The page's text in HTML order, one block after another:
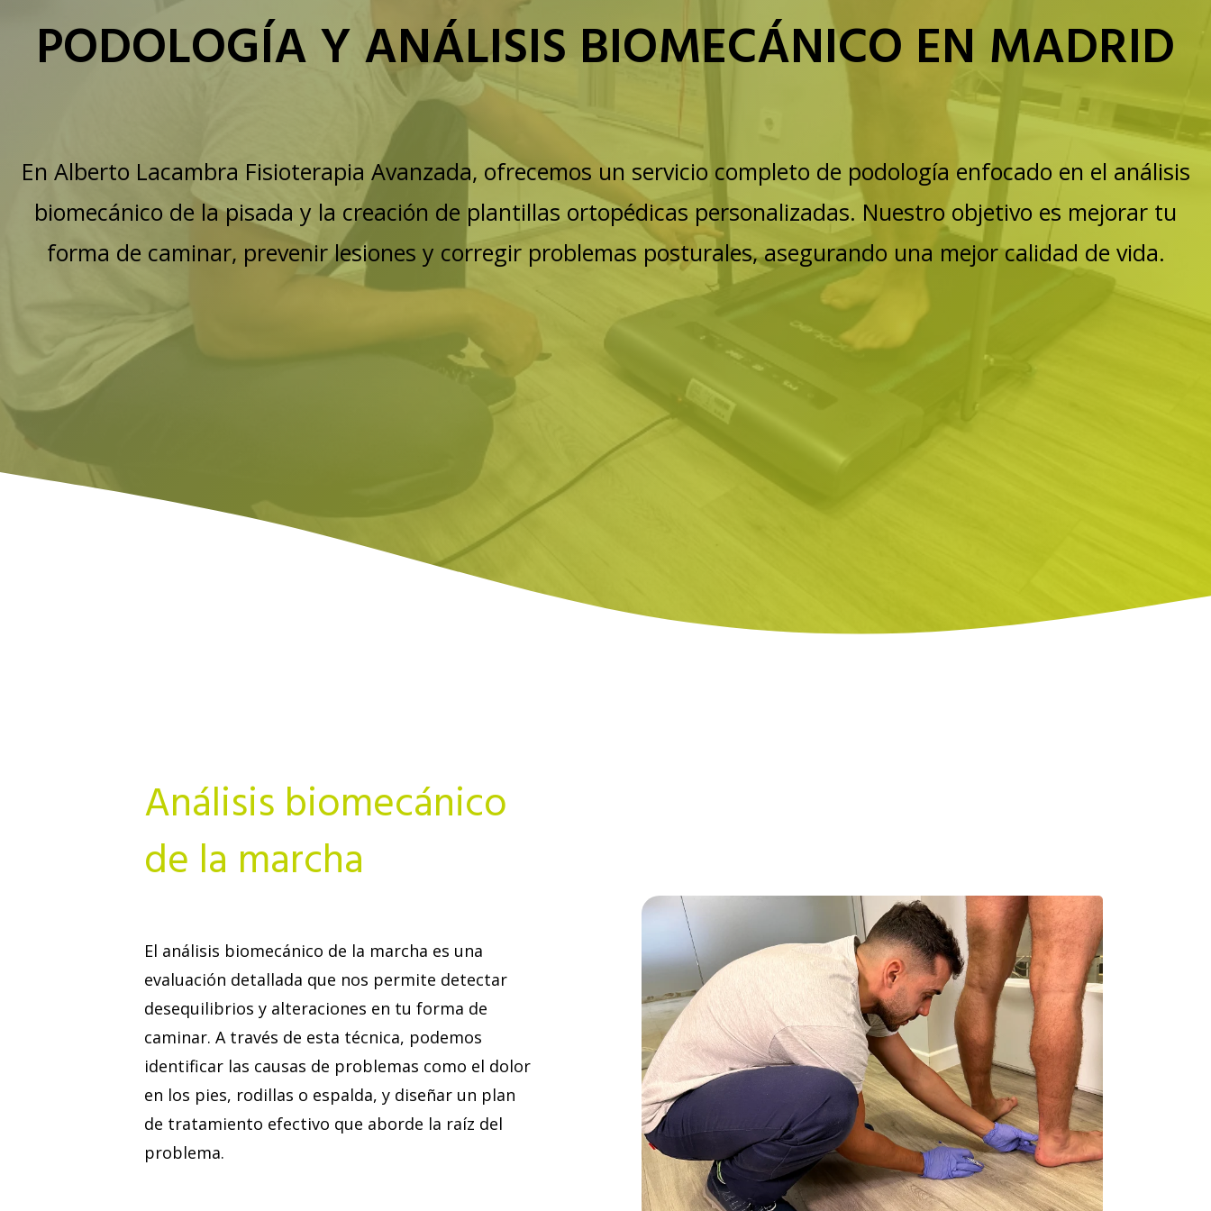
PODOLOGÍA Y ANÁLISIS BIOMECÁNICO EN MADRID
En Alberto Lacambra Fisioterapia Avanzada, ofrecemos un servicio completo de podología enfocado en el análisis
biomecánico de la pisada y la creación de plantillas ortopédicas personalizadas. Nuestro objetivo es mejorar tu
forma de caminar, prevenir lesiones y corregir problemas posturales, asegurando una mejor calidad de vida.
Análisis biomecánico
de la marcha
El análisis biomecánico de la marcha es una
evaluación detallada que nos permite detectar
desequilibrios y alteraciones en tu forma de
caminar. A través de esta técnica, podemos
identificar las causas de problemas como el dolor
en los pies, rodillas o espalda, y diseñar un plan
de tratamiento efectivo que aborde la raíz del
problema.